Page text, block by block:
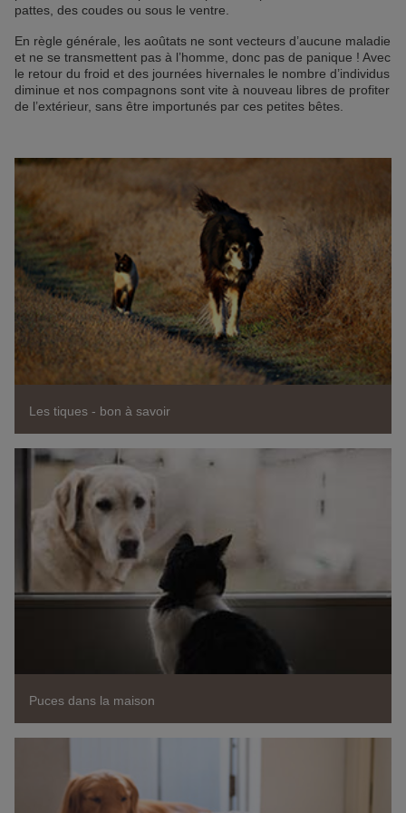
pattes, des coudes ou sous le ventre.
En règle générale, les aoûtats ne sont vecteurs d’aucune maladie
et ne se transmettent pas à l’homme, donc pas de panique ! Avec
le retour du froid et des journées hivernales le nombre d’individus
diminue et nos compagnons sont vite à nouveau libres de profiter
de l’extérieur, sans être importunés par ces petites bêtes.
Les tiques - bon à savoir
Puces dans la maison